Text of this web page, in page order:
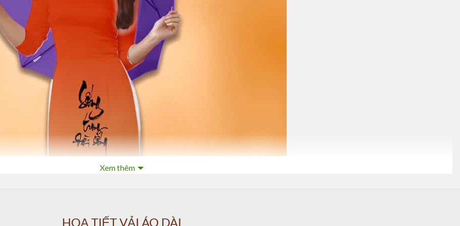
Xem thêm
HOẠ TIẾT VẢI ÁO DÀI